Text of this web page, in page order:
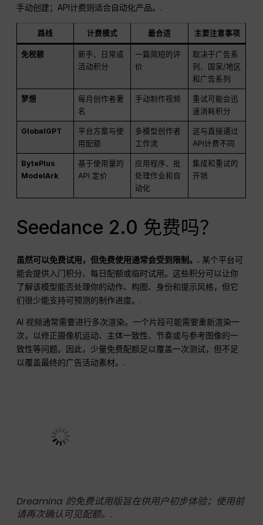
手动创建；API计费则适合自动化产品。.
路线 计费模式 最合适 主要注意事项
免税额
新手、日常或
活动积分
一篇简短的评
价
取决于广告系
列、国家/地区
和广告系列
梦想
每月创作者署
名
手动制作视频
重试可能会迅
速消耗积分
GlobalGPT
平台方案与使
用配额
多模型创作者
工作流
这与直接通过
API计费不同
BytePlus
ModelArk
基于使用量的
API 定价
应用程序、批
处理作业和自
动化
集成和重试的
开销
Seedance 2.0 免费吗？
虽然可以免费试用，但免费使用通常会受到限制。. 某个平台可
能会提供入门积分、每日配额或临时试用。这些积分可以让你
了解该模型能否处理你的动作、构图、身份和提示风格，但它
们很少能支持可预测的制作进度。.
AI 视频通常需要进行多次渲染。一个片段可能需要重新渲染一
次，以修正摄像机运动、主体一致性、节奏或与参考图像的一
致性等问题。因此，少量免费配额足以覆盖一次测试，但不足
以覆盖最终的广告活动素材。.
Dreamina 的免费试用版旨在供用户初步体验；使用前
请再次确认可见配额。.